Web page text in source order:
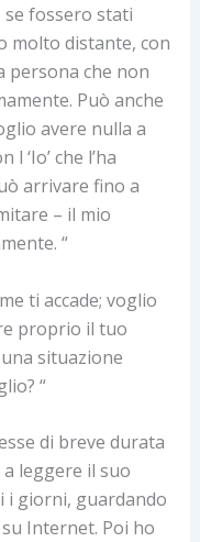
se fossero stati
molto distante, con
persona che non
Può anche
avere nulla a
‘Io’ che l’ha
arrivare fino a
– il mio
“
ti accade; voglio
proprio il tuo
situazione
“
di breve durata
leggere il suo
i giorni, guardando
Internet. Poi ho